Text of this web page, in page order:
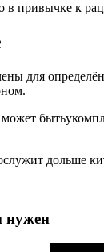
в привычке к
для
дольше
нужен